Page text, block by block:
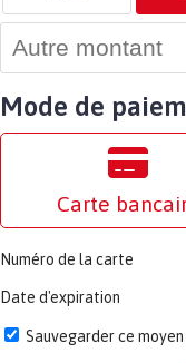
Mode de
Carte
Numéro de la carte
Date d'expiration
Sauvegarder ce